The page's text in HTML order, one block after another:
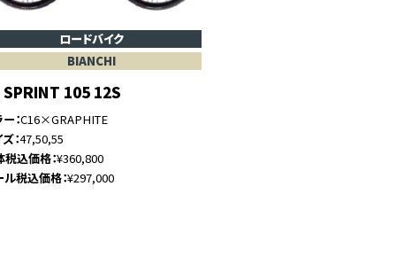
ロードバイク
BIANCHI
SPRINT 105 12S
ー C16×GRAPHITE
ズ 47,50,55
税込価格 ¥360,800
ル税込価格 ¥297,000